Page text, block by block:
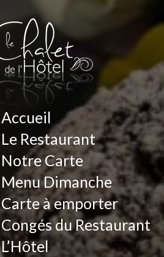
Accueil
Le Restaurant
Notre Carte
Menu Dimanche
Carte à emporter
Congés du Restaurant
L’Hôtel